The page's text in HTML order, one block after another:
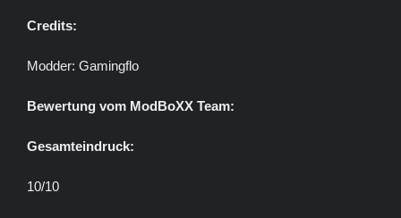
Credits:
Modder: Gamingflo
Bewertung vom ModBoXX Team:
Gesamteindruck:
10/10